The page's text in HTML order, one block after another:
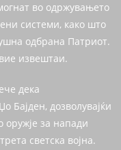
во одржувањето
системи, како што
одбрана Патриот.
извештаи.
дека
Бајден, дозволувајќи
оружје за напади
светска војна.